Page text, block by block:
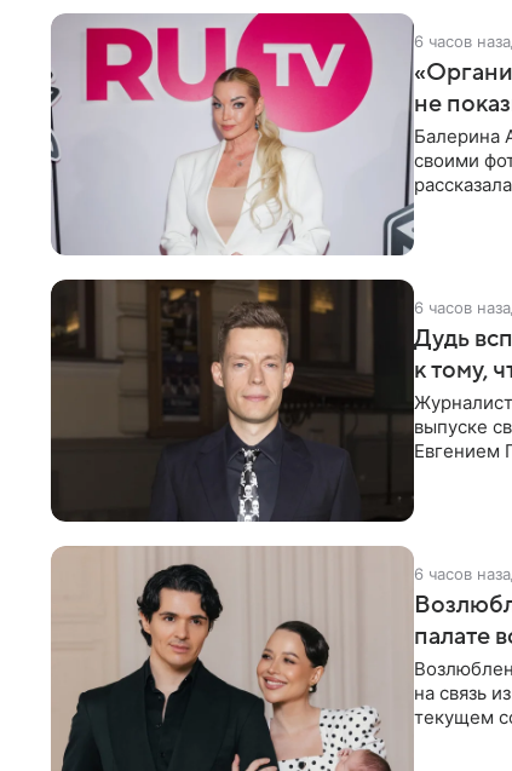
6 часов
не
Балерина
своими
6 часов
Дудь
к тому,
выпуске
Евгением
6 часов
палате
на связь
текущем